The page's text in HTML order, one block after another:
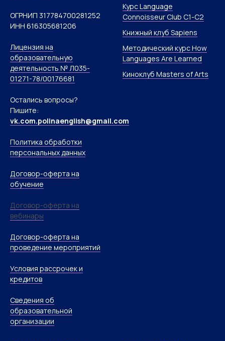
ОГРНИП 317784700281252
ИНН 616305681206
Лицензия на
образовательную
деятельность № Л035-
01271-78/00176681
Остались вопросы?
Пишите:
vk.com.polinaenglish@gmail.com
Политика обработки
персональных данных
Договор-оферта на
обучение
Договор-оферта на
вебинары
Договор-оферта на
проведение мероприятий
Условия рассрочек и
кредитов
Сведения об
образовательной
организации
Курс Language
Connoisseur Club С1-C2
Книжный клуб Sapiens
Методический курс How
Languages Are Learned
Киноклуб Masters of Arts